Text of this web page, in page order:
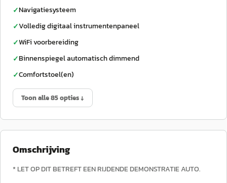
✓Navigatiesysteem
✓Volledig digitaal instrumentenpaneel
✓WiFi voorbereiding
✓Binnenspiegel automatisch dimmend
✓Comfortstoel(en)
Toon alle 85 opties ↓
Omschrijving
* LET OP DIT BETREFT EEN RIJDENDE DEMONSTRATIE AUTO.